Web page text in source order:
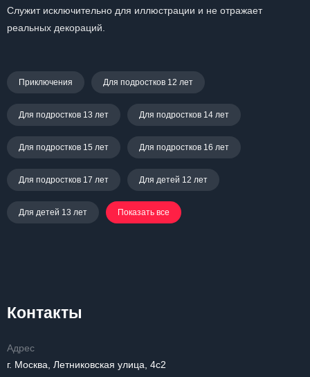
Служит исключительно для иллюстрации и не отражает
реальных декораций.
Приключения Для подростков 12 лет
Для подростков 13 лет Для подростков 14 лет
Для подростков 15 лет Для подростков 16 лет
Для подростков 17 лет Для детей 12 лет
Для детей 13 лет Показать все
Контакты
Адрес
г. Москва, Летниковская улица, 4с2